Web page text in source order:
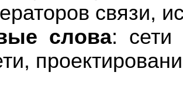
связи,
слова: сети